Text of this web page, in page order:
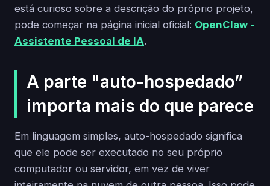
está curioso sobre a descrição do próprio projeto,
pode começar na página inicial oficial: OpenClaw -
Assistente Pessoal de IA.
A parte "auto-hospedado”
importa mais do que parece
Em linguagem simples, auto-hospedado significa
que ele pode ser executado no seu próprio
computador ou servidor, em vez de viver